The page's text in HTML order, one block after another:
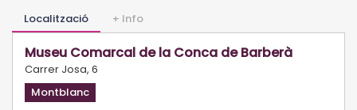
Localització + Info
Museu Comarcal de la Conca de Barberà
Carrer Josa, 6
Montblanc